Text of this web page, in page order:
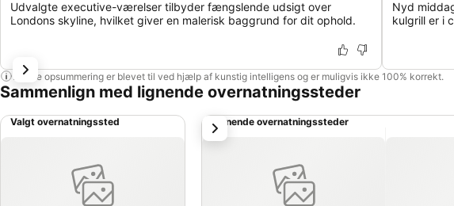
Udvalgte executive-værelser tilbyder fængslende udsigt over
Londons skyline, hvilket giver en malerisk baggrund for dit ophold.
Nyd
kulgrill er i
Denne opsummering er blevet til ved hjælp af kunstig intelligens og er muligvis ikke 100% korrekt.
Sammenlign med lignende overnatningssteder
Valgt overnatningssted Lignende overnatningssteder
næste